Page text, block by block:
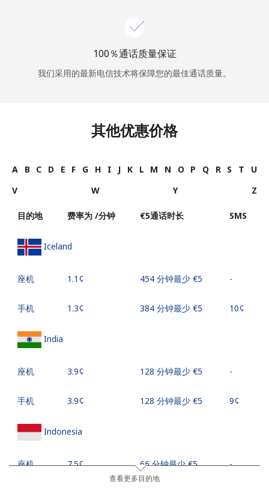
100％通话质量保证
我们采用的最新电信技术将保障您的最佳通话质量。
其他优惠价格
A B C D E F G H I J K L M N O P Q R S T
U
V
W Y Z
目的地 费率为 /分钟 ⁦€5⁩通话时长 SMS
Iceland
座机 ⁦1.1¢⁩ 454 分钟最少 ⁦€5⁩ -
手机 ⁦1.3¢⁩ 384 分钟最少 ⁦€5⁩ ⁦10¢⁩
India
座机 ⁦3.9¢⁩ 128 分钟最少 ⁦€5⁩ -
手机 ⁦3.9¢⁩ 128 分钟最少 ⁦€5⁩ ⁦9¢⁩
Indonesia
座机 ⁦7.5¢⁩ 66 分钟最少 ⁦€5⁩ -
查看更多目的地